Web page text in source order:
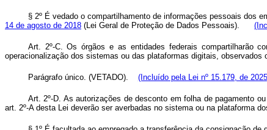
§ 2º É vedado o compartilhamento de informações pessoais dos
14 de agosto de 2018 (Lei Geral de Proteção de Dados Pessoais).
Art. 2º-C. Os órgãos e as entidades federais compartilharão
operacionalização dos sistemas ou das plataformas digitais, observados
Parágrafo único. (VETADO). (Incluído pela Lei nº 15.179, de
Art. 2º-D. As autorizações de desconto em folha de pagamento
art. 2º-A desta Lei deverão ser averbadas no sistema ou na plataforma